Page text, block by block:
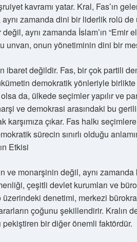
kavramı yatar. Kral, Fas’ın
aynı zamanda dini bir liderlik rolü
aynı zamanda İslam’ın “Emir
unvan, onun yönetiminin dini bir
ibaret değildir. Fas, bir çok partili
demokratik yönleriyle
da, ülkede seçimler yapılır ve
ve demokrasi arasındaki bu
çıkar. Fas halkı
sürecin sınırlı olduğu
Etkisi
ve monarşinin değil, aynı
çeşitli devlet kurumları ve
denetimi, merkezi
çoğunu şekillendirir. Kralın
pekiştiren bir diğer önemli faktördür.